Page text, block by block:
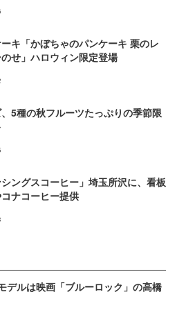
キ「かぼちゃのパンケーキ 栗のレ
せ」ハロウィン限定登場
5種の秋フルーツたっぷりの季節限
シングスコーヒー」埼玉所沢に、看板
ナコーヒー提供
デルは映画「ブルーロック」の高橋